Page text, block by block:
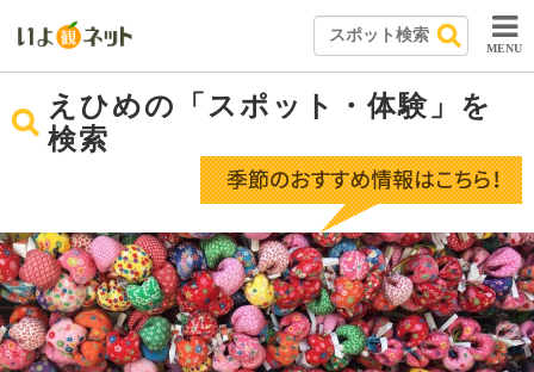
MENU
えひめの「スポット・体験」を
検索